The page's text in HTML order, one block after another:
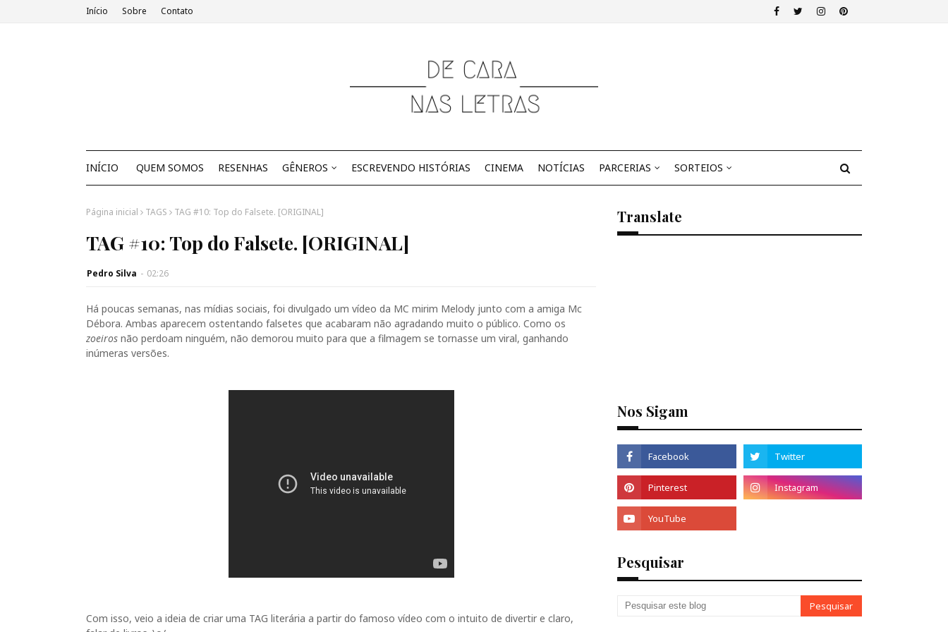
Início Sobre Contato
INÍCIO QUEM SOMOS RESENHAS GÊNEROS ESCREVENDO HISTÓRIAS CINEMA NOTÍCIAS PARCERIAS SORTEIOS
Página inicial TAGS TAG #10: Top do Falsete. [ORIGINAL]
TAG #10: Top do Falsete. [ORIGINAL]
Pedro Silva - 02:26
Há poucas semanas, nas mídias sociais, foi divulgado um vídeo da MC mirim Melody junto com a amiga Mc
Débora. Ambas aparecem ostentando falsetes que acabaram não agradando muito o público. Como os
zoeiros não perdoam ninguém, não demorou muito para que a filmagem se tornasse um viral, ganhando
inúmeras versões.
Com isso, veio a ideia de criar uma TAG literária a partir do famoso vídeo com o intuito de divertir e claro,
Translate
Nos Sigam
Pesquisar